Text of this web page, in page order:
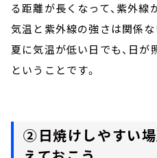
る距離が長くなって、紫外線
気温と紫外線の強さは関係
夏に気温が低い日でも、日
ということです。
②日焼けしやすい場